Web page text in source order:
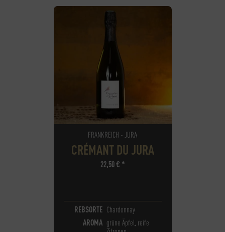
FRANKREICH - JURA
CRÉMANT DU JURA
22,50€ *
REBSORTE Chardonnay
AROMA grüne Äpfel, reife